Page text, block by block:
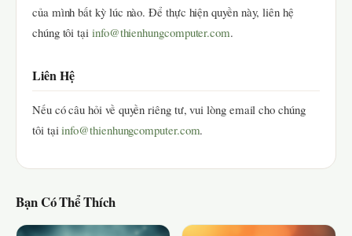
của mình bất kỳ lúc nào. Để thực hiện quyền này, liên hệ
chúng tôi tại info@thienhungcomputer.com.
Liên Hệ
Nếu có câu hỏi về quyền riêng tư, vui lòng email cho chúng
tôi tạiinfo@thienhungcomputer.com.
Bạn Có Thể Thích